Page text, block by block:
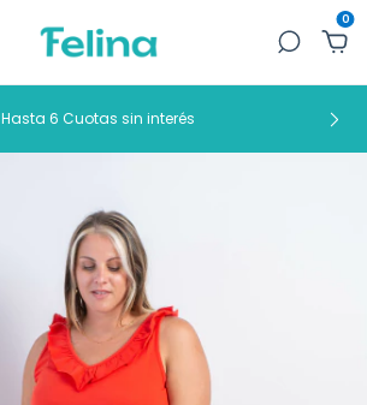
0
Hasta 6 Cuotas sin interés